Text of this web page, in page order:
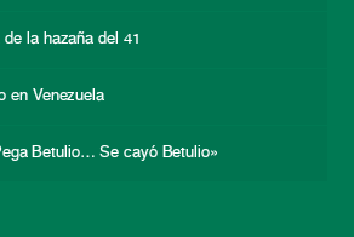
la hazaña del 41
en Venezuela
Betulio… Se cayó Betulio»